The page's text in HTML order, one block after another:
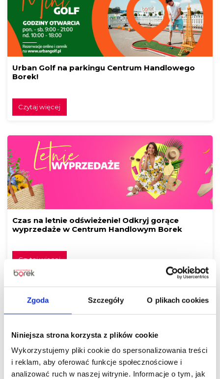
Zgoda Szczegóły O plikach cookies
Niniejsza strona korzysta z plików cookie
Wykorzystujemy pliki cookie do spersonalizowania treści
i reklam, aby oferować funkcje społecznościowe i
analizować ruch w naszej witrynie. Informacje o tym, jak
Urban Golf na parkingu Centrum Handlowego
Borek!
Czytaj więcej
Czas na letnie odświeżenie! Odkryj gorące
wyprzedaże w Centrum Handlowym Borek
Czytaj więcej
ALE UPAŁ! Dbajmy o siebie nawzajem.